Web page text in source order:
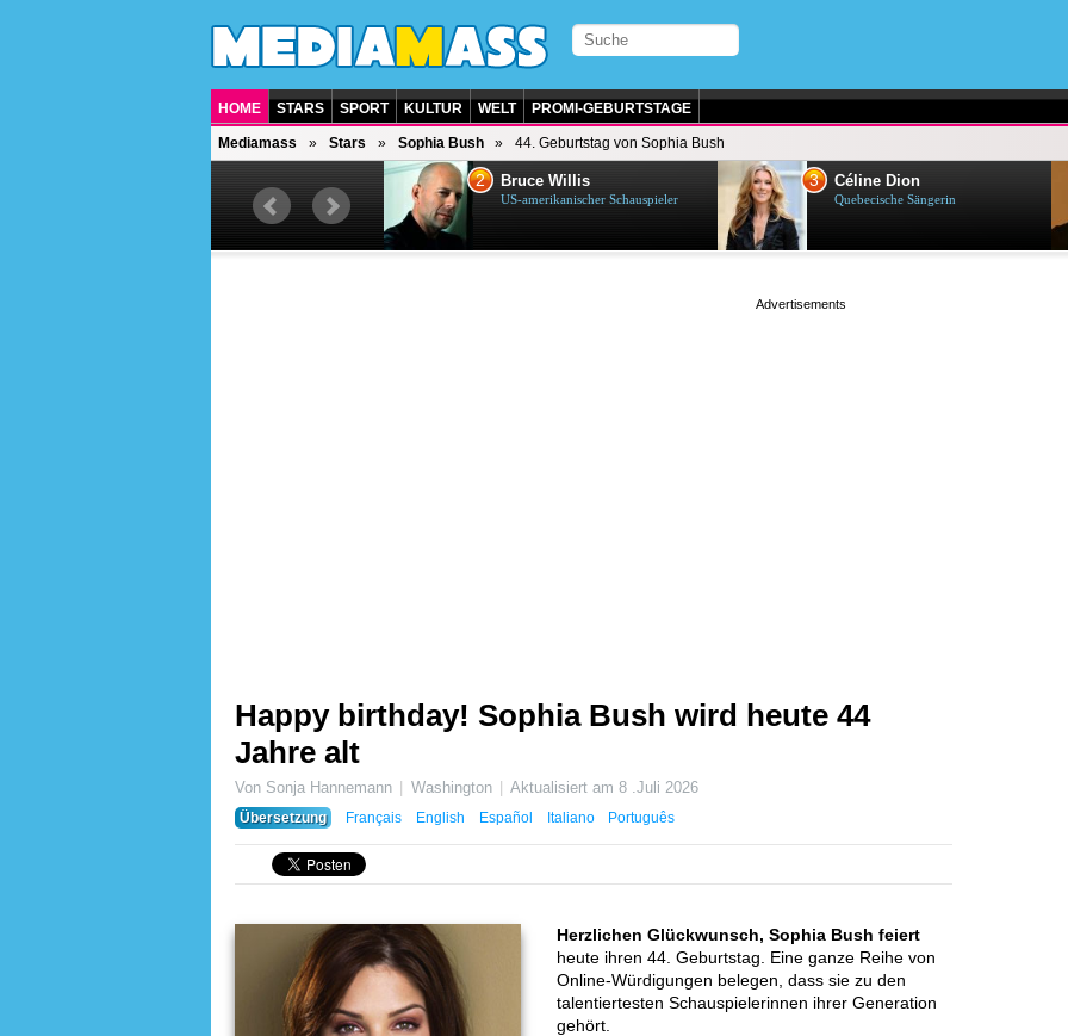
HOME STARS SPORT KULTUR WELT PROMI-GEBURTSTAGE
Mediamass Stars Sophia Bush 44. Geburtstag von Sophia Bush
Deutsche Sängerin
2 Bruce Willis
US-amerikanischer Schauspieler
3 Céline Dion
Quebecische Sängerin
Happy birthday! Sophia Bush wird heute 44
Jahre alt
Von Sonja Hannemann Washington Aktualisiert am8 .Juli 2026
Übersetzung
Français English Español Italiano Português
Herzlichen Glückwunsch, Sophia Bush feiert
heute ihren 44. Geburtstag. Eine ganze Reihe von
Online-Würdigungen belegen, dass sie zu den
talentiertesten Schauspielerinnen ihrer Generation
gehört.